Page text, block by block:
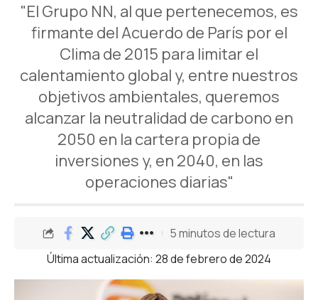
"El Grupo NN, al que pertenecemos, es
firmante del Acuerdo de París por el
Clima de 2015 para limitar el
calentamiento global y, entre nuestros
objetivos ambientales, queremos
alcanzar la neutralidad de carbono en
2050 en la cartera propia de
inversiones y, en 2040, en las
operaciones diarias"
Última actualización: 28 de febrero de 2024
5 minutos de lectura